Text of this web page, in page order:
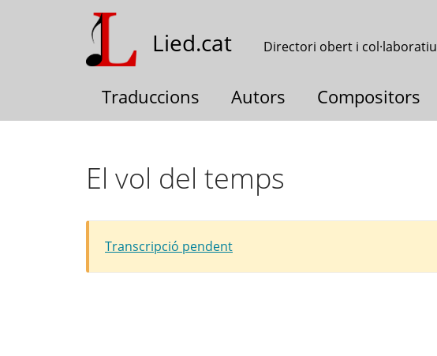
Lied.cat Directori obert i col·laboratiu
Traduccions Autors Compositors
El vol del temps
Transcripció pendent